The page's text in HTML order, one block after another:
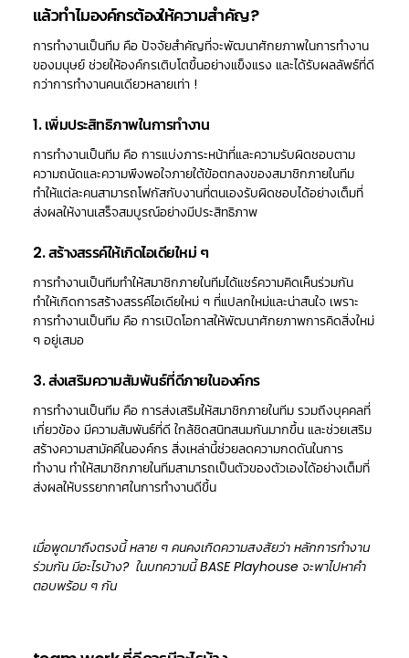
แล้วทำไมองค์กรต้องให้ความสำคัญ?
การทำงานเป็นทีม คือ ปัจจัยสำคัญที่จะพัฒนาศักยภาพในการทำงาน
ของมนุษย์ ช่วยให้องค์กรเติบโตขึ้นอย่างแข็งแรง และได้รับผลลัพธ์ที่ดี
กว่าการทำงานคนเดียวหลายเท่า !
1. เพิ่มประสิทธิภาพในการทำงาน
การทำงานเป็นทีม คือ การแบ่งภาระหน้าที่และความรับผิดชอบตาม
ความถนัดและความพึงพอใจภายใต้ข้อตกลงของสมาชิกภายในทีม
ทำให้แต่ละคนสามารถโฟกัสกับงานที่ตนเองรับผิดชอบได้อย่างเต็มที่
ส่งผลให้งานเสร็จสมบูรณ์อย่างมีประสิทธิภาพ
2. สร้างสรรค์ให้เกิดไอเดียใหม่ ๆ
การทำงานเป็นทีมทำให้สมาชิกภายในทีมได้แชร์ความคิดเห็นร่วมกัน
ทำให้เกิดการสร้างสรรค์ไอเดียใหม่ ๆ ที่แปลกใหม่และน่าสนใจ เพราะ
การทำงานเป็นทีม คือ การเปิดโอกาสให้พัฒนาศักยภาพการคิดสิ่งใหม่
ๆ อยู่เสมอ
3. ส่งเสริมความสัมพันธ์ที่ดีภายในองค์กร
การทำงานเป็นทีม คือ การส่งเสริมให้สมาชิกภายในทีม รวมถึงบุคคลที่
เกี่ยวข้อง มีความสัมพันธ์ที่ดี ใกล้ชิดสนิทสนมกันมากขึ้น และช่วยเสริม
สร้างความสามัคคีในองค์กร สิ่งเหล่านี้ช่วยลดความกดดันในการ
ทำงาน ทำให้สมาชิกภายในทีมสามารถเป็นตัวของตัวเองได้อย่างเต็มที่
ส่งผลให้บรรยากาศในการทำงานดีขึ้น
เมื่อพูดมาถึงตรงนี้ หลาย ๆ คนคงเกิดความสงสัยว่า หลักการทำงาน
ร่วมกัน มีอะไรบ้าง? ในบทความนี้ BASE Playhouse จะพาไปหาคำ
ตอบพร้อม ๆ กัน